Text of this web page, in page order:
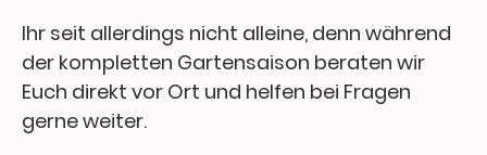
Ihr seit allerdings nicht alleine, denn während
der kompletten Gartensaison beraten wir
Euch direkt vor Ort und helfen bei Fragen
gerne weiter.